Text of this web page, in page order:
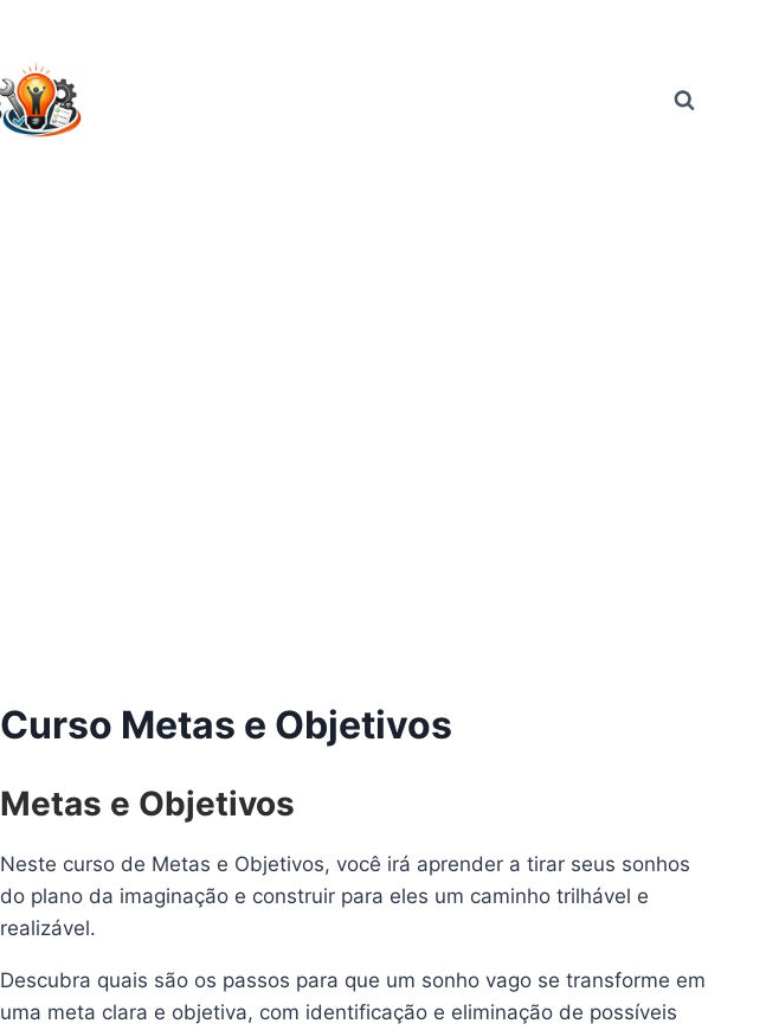
Curso Metas e Objetivos
Metas e Objetivos
Neste curso de Metas e Objetivos, você irá aprender a tirar seus sonhos
do plano da imaginação e construir para eles um caminho trilhável e
realizável.
Descubra quais são os passos para que um sonho vago se transforme em
uma meta clara e objetiva, com identificação e eliminação de possíveis